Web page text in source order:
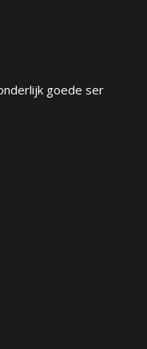
goede ser